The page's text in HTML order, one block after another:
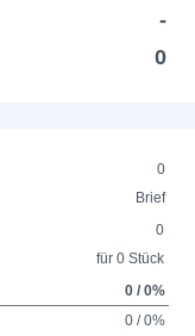
-
0
0
Brief
0
für 0 Stück
0 / 0%
0 / 0%